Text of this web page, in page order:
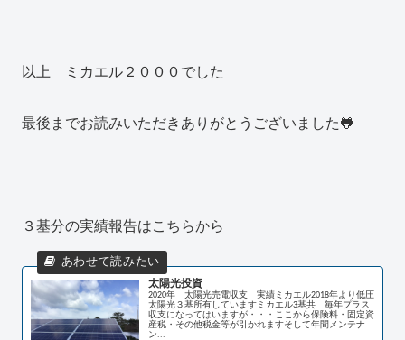
以上 ミカエル２０００でした
最後までお読みいただきありがとうございました🐸
３基分の実績報告はこちらから
太陽光投資
2020年 太陽光売電収支 実績ミカエル2018年より低圧
太陽光３基所有していますミカエル3基共 毎年プラス
収支になってはいますが・・・ここから保険料・固定資
産税・その他税金等が引かれますそして年間メンテナ
ン...